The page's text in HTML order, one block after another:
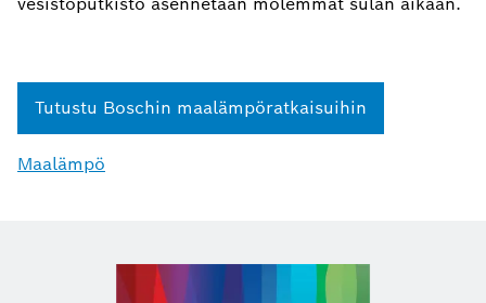
Tutustu Boschin maalämpöratkaisuihin
Maalämpö